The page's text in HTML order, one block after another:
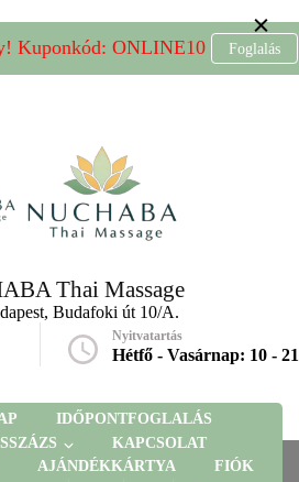
Kuponkód: ONLINE10
Foglalás
Thai Massage
Budafoki út 10/A.
Nyitvatartás
Hétfő - Vasárnap: 10 - 21
IDŐPONTFOGLALÁS
KAPCSOLAT
AJÁNDÉKKÁRTYA FIÓK